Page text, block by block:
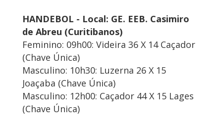
HANDEBOL - Local: GE. EEB. Casimiro
de Abreu (Curitibanos)
Feminino: 09h00: Videira 36 X 14 Caçador
(Chave Única)
Masculino: 10h30: Luzerna 26 X 15
Joaçaba (Chave Única)
Masculino: 12h00: Caçador 44 X 15 Lages
(Chave Única)